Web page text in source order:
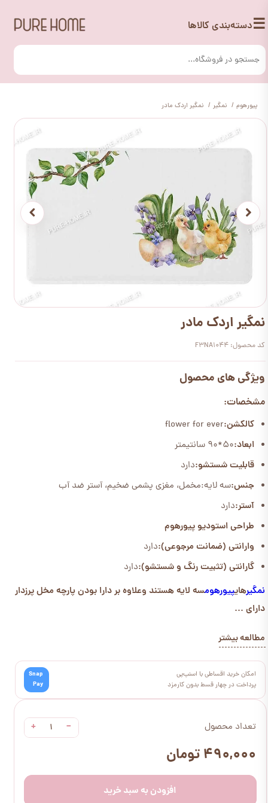
☰دسته‌بندی کالاها
پیورهوم نمگیر نمگیر اردک مادر
تعداد محصول −
+
۴۹۰,۰۰۰ تومان
افزودن به سبد خرید
نمگیر اردک مادر
کد محصول: F3NA1044
ویژگی های محصول
مشخصات:
کالکشن:flower for ever
ابعاد:50*90 سانتیمتر
قابلیت شستشو:دارد
جنس:سه لایه:مخمل، مغزی پشمی ضخیم، آستر ضد آب
آستر:دارد
طراحی استودیو پیورهوم
وارانتی (ضمانت مرجوعی):دارد
گارانتی (تثبیت رنگ و شستشو):دارد
نمگیرهایپیورهومسه لایه هستند وعلاوه بر دارا بودن پارچه مخل پرزدار
دارای ...
مطالعه بیشتر
امکان خرید اقساطی با اسنپ‌پی
پرداخت در چهار قسط بدون کارمزد
Snap
Pay